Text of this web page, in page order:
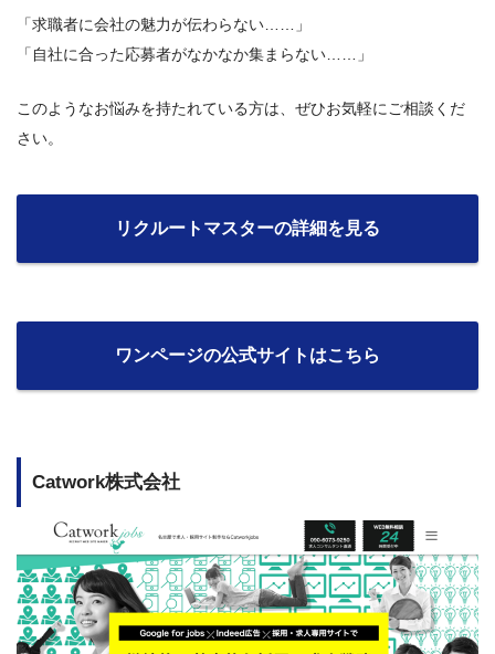
「求職者に会社の魅力が伝わらない……」
「自社に合った応募者がなかなか集まらない……」
このようなお悩みを持たれている方は、ぜひお気軽にご相談くだ
さい。
リクルートマスターの詳細を見る
ワンページの公式サイトはこちら
Catwork株式会社